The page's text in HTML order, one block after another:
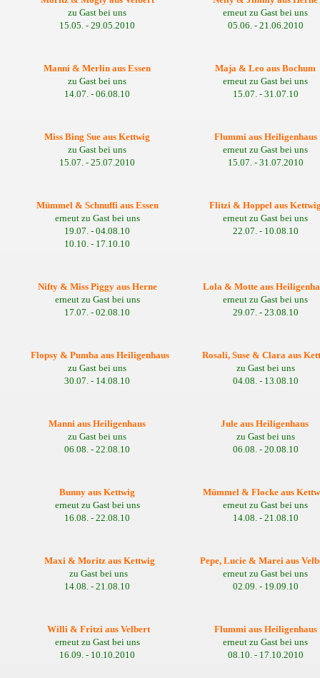
zu Gast bei uns
15.05. - 29.05.2010
erneut zu Gast bei uns
05.06. - 21.06.2010
Manni & Merlin aus Essen
zu Gast bei uns
14.07. - 06.08.10
Maja & Leo aus Bochum
erneut zu Gast bei uns
15.07. - 31.07.10
Miss Bing Sue aus Kettwig
zu Gast bei uns
15.07. - 25.07.2010
Flummi aus Heiligenhaus
erneut zu Gast bei uns
15.07. - 31.07.2010
Mümmel & Schnuffi aus Essen
erneut zu Gast bei uns
19.07. - 04.08.10
10.10. - 17.10.10
Flitzi & Hoppel aus
erneut zu Gast bei uns
22.07. - 10.08.10
Nifty & Miss Piggy aus Herne
erneut zu Gast bei uns
17.07. - 02.08.10
Lola & Motte aus
erneut zu Gast bei uns
29.07. - 23.08.10
Flopsy & Pumba aus Heiligenhaus
zu Gast bei uns
30.07. - 14.08.10
Rosali, Suse & Clara aus
zu Gast bei uns
04.08. - 13.08.10
Manni aus Heiligenhaus
zu Gast bei uns
06.08. - 22.08.10
Jule aus Heiligenhaus
zu Gast bei uns
06.08. - 20.08.10
Bunny aus Kettwig
erneut zu Gast bei uns
16.08. - 22.08.10
Mümmel & Flocke aus
erneut zu Gast bei uns
14.08. - 21.08.10
Maxi & Moritz aus Kettwig
zu Gast bei uns
14.08. - 21.08.10
Pepe, Lucie & Marei aus
erneut zu Gast bei uns
02.09. - 19.09.10
Willi & Fritzi aus Velbert
erneut zu Gast bei uns
16.09. - 10.10.2010
Flummi aus Heiligenhaus
erneut zu Gast bei uns
08.10. - 17.10.2010